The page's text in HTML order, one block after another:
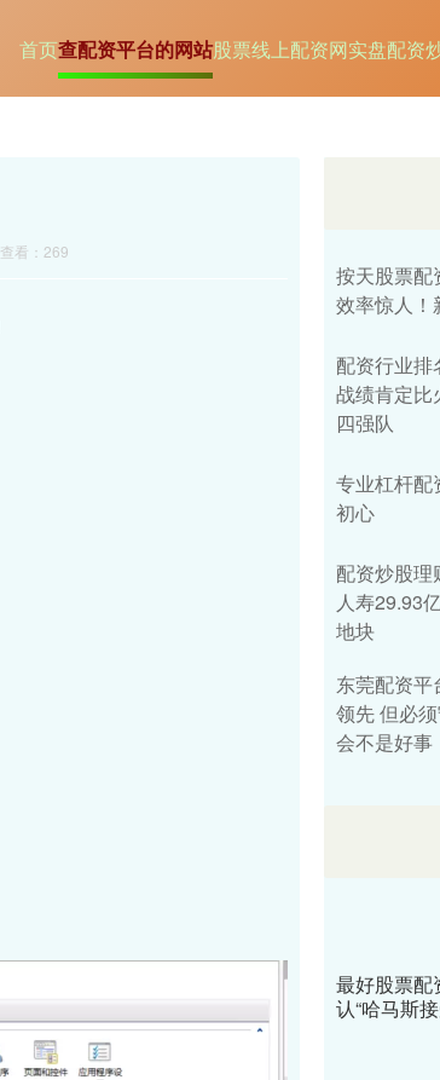
首页查配资平台的网站股票线上配资网实盘配资
查看：269
按天股票配
效率惊人！
配资行业
战绩肯定比
四强队
专业杠杆配
初心
配资炒股理
人寿29.93
地块
东莞配资平
领先 但必
会不是好事
最好股票配
认“哈马斯